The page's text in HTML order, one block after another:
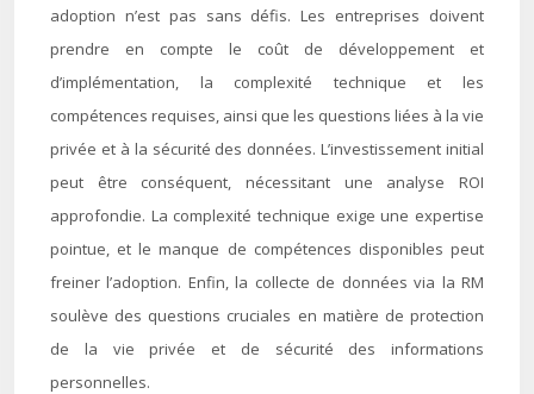
adoption n’est pas sans défis. Les entreprises doivent
prendre en compte le coût de développement et
d’implémentation, la complexité technique et les
compétences requises, ainsi que les questions liées à la vie
privée et à la sécurité des données. L’investissement initial
peut être conséquent, nécessitant une analyse ROI
approfondie. La complexité technique exige une expertise
pointue, et le manque de compétences disponibles peut
freiner l’adoption. Enfin, la collecte de données via la RM
soulève des questions cruciales en matière de protection
de la vie privée et de sécurité des informations
personnelles.